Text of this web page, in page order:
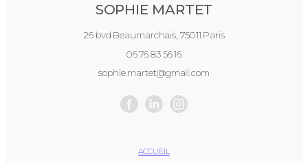
SOPHIE MARTET
26 bvd Beaumarchais, 75011 Paris
06 76 83 56 16
sophie.martet@gmail.com
ACCUEIL